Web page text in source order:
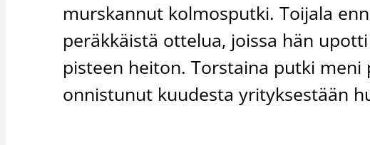
murskannut kolmosputki. Toijala
peräkkäistä ottelua, joissa hän
pisteen heiton. Torstaina putki meni
onnistunut kuudesta yrityksestään